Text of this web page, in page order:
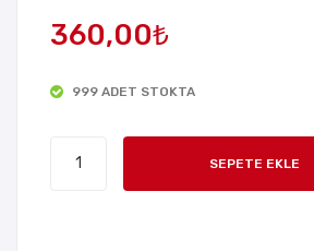
360,00₺
999 ADET STOKTA
SEPETE EKLE